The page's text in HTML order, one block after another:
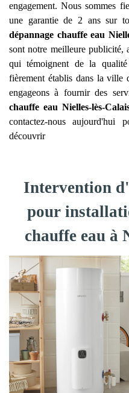
engagement. Nous sommes
une garantie de 2 ans sur
dépannage chauffe eau
sont notre meilleure publicité,
qui témoignent de la
fièrement établis dans la ville
engageons à fournir des
chauffe eau Nielles-lès-
contactez-nous
découvrir
Intervention
pour
chauffe eau à